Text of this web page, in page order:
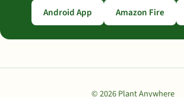
Android App Amazon Fire
© 2026 Plant Anywhere